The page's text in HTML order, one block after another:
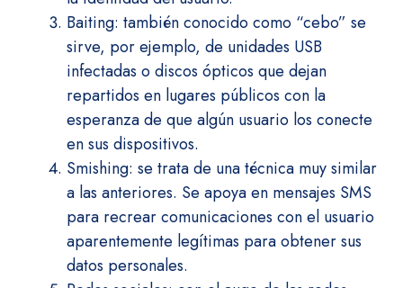
Baiting: también conocido como “cebo” se
sirve, por ejemplo, de unidades USB
infectadas o discos ópticos que dejan
repartidos en lugares públicos con la
esperanza de que algún usuario los conecte
en sus dispositivos.
Smishing: se trata de una técnica muy similar
a las anteriores. Se apoya en mensajes SMS
para recrear comunicaciones con el usuario
aparentemente legítimas para obtener sus
datos personales.